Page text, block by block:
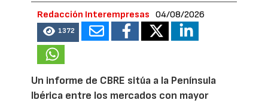
Redacción Interempresas 04/08/2026
1372
Un informe de CBRE sitúa a la Península
Ibérica entre los mercados con mayor